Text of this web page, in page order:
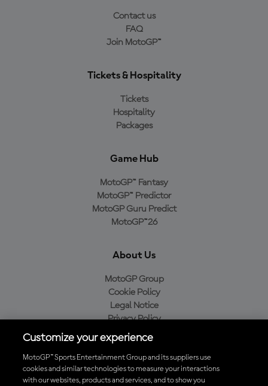
Contact us
FAQ
Join MotoGP™
Tickets & Hospitality
Tickets
Hospitality
Packages
Game Hub
MotoGP™ Fantasy
MotoGP™ Predictor
MotoGP Guru Predict
MotoGP™26
About Us
MotoGP Group
Cookie Policy
Legal Notice
Privacy Policy
Purchase Policy
Baixe o aplicativo oficial da MotoGP™
Customize your experience
MotoGP™ Sports Entertainment Group and its suppliers use
cookies and similar technologies to measure your interactions
with our websites, products and services, and to show you